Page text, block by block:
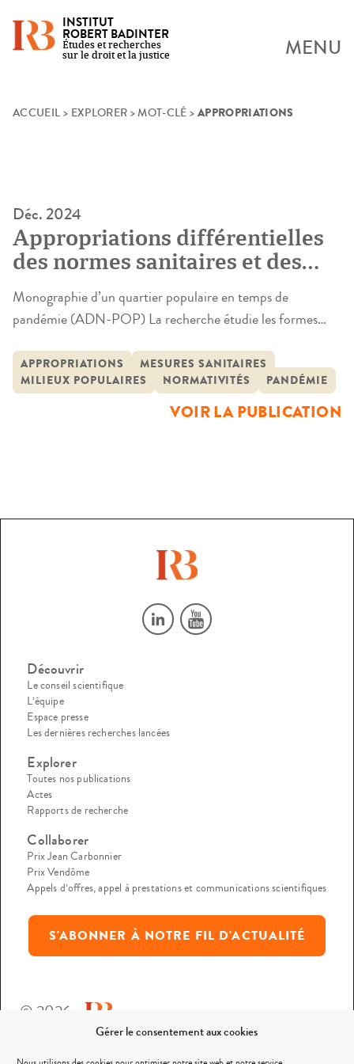
Gérer le consentement aux cookies
Skip
INSTITUT
ROBERT BADINTER
Études et recherches
sur le droit et la justice
MENU
ACCUEIL > EXPLORER >MOT-CLÉ > APPROPRIATIONS
Déc. 2024
Appropriations différentielles
des normes sanitaires et des
restrictions de libertés
Monographie d’un quartier populaire en temps de
pandémie (ADN-POP) La recherche étudie les formes
édictées durant la période pandémie Covid-19 par les
personnes appartenant aux classes populaires en fonction
de leurs conditions matérielles, de leurs caractéristiques
APPROPRIATIONS
MESURES SANITAIRES
MILIEUX POPULAIRES
NORMATIVITÉS PANDÉMIE
VOIR LA PUBLICATION
Découvrir
Le conseil scientifique
L’équipe
Espace presse
Les dernières recherches lancées
Explorer
Toutes nos publications
Actes
Rapports de recherche
Collaborer
Prix Jean Carbonnier
Prix Vendôme
Appels d’offres, appel à prestations et communications scientifiques
S'ABONNER À NOTRE FIL D'ACTUALITÉ
© 2026